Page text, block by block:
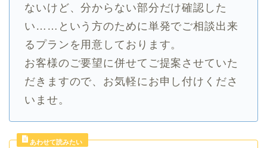
ないけど、分からない部分だけ確認した
い……という方のために単発でご相談出来
るプランを用意しております。
お客様のご要望に併せてご提案させていた
だきますので、お気軽にお申し付けくださ
いませ。